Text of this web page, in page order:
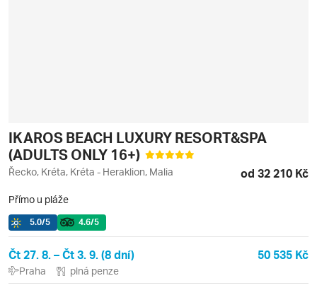
IKAROS BEACH LUXURY RESORT&SPA
(ADULTS ONLY 16+)
Řecko, Kréta, Kréta - Heraklion, Malia od 32 210 Kč
Přímo u pláže
5.0/5 4.6/5
Čt 27. 8. – Čt 3. 9. (8 dní) 50 535 Kč
Praha plná penze